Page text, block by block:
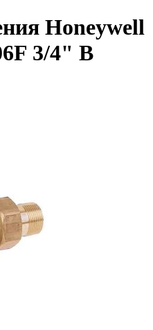
Honeywell
3/4" B